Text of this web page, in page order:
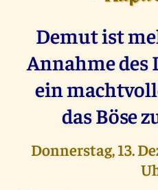
Demut ist
Annahme des
ein
das Böse
Donnerstag, 13.